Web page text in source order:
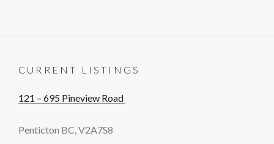
CURRENT LISTINGS
121 – 695 Pineview Road
Penticton BC, V2A7S8